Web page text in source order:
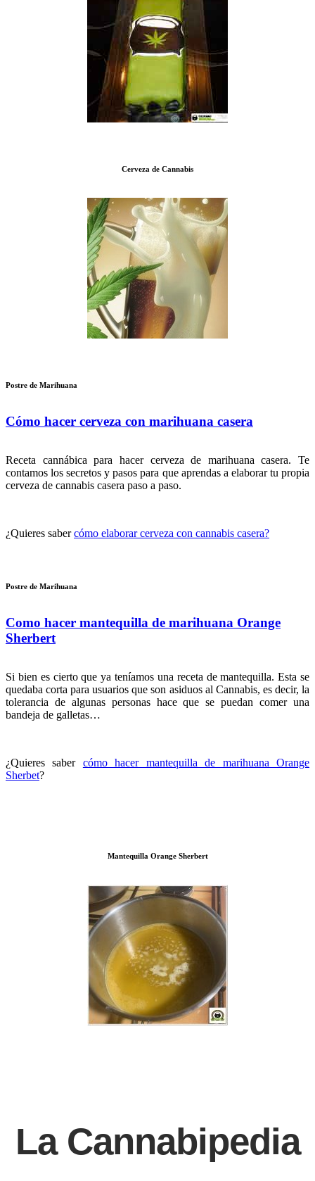
Cerveza de Cannabis
Postre de Marihuana
Cómo hacer cerveza con marihuana casera
Receta cannábica para hacer cerveza de marihuana casera. Te
contamos los secretos y pasos para que aprendas a elaborar tu propia
cerveza de cannabis casera paso a paso.
¿Quieres sabercómo elaborar cerveza con cannabis casera?
Postre de Marihuana
Como hacer mantequilla de marihuana Orange
Sherbert
Si bien es cierto que ya teníamos una receta de mantequilla. Esta se
quedaba corta para usuarios que son asiduos al Cannabis, es decir, la
tolerancia de algunas personas hace que se puedan comer una
bandeja de galletas…
¿Quieres saber cómo hacer mantequilla de marihuana Orange
Sherbet?
Mantequilla Orange Sherbert
La Cannabipedia